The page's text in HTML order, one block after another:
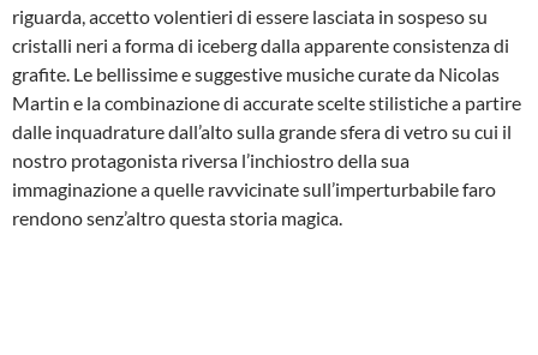
riguarda, accetto volentieri di essere lasciata in sospeso su
cristalli neri a forma di iceberg dalla apparente consistenza di
grafite. Le bellissime e suggestive musiche curate da Nicolas
Martin e la combinazione di accurate scelte stilistiche a partire
dalle inquadrature dall’alto sulla grande sfera di vetro su cui il
nostro protagonista riversa l’inchiostro della sua
immaginazione a quelle ravvicinate sull’imperturbabile faro
rendono senz’altro questa storia magica.